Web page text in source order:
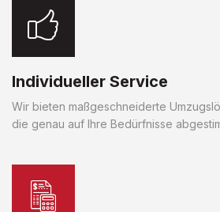
Individueller Service
Wir bieten maßgeschneiderte
die genau auf Ihre Bedürfnisse